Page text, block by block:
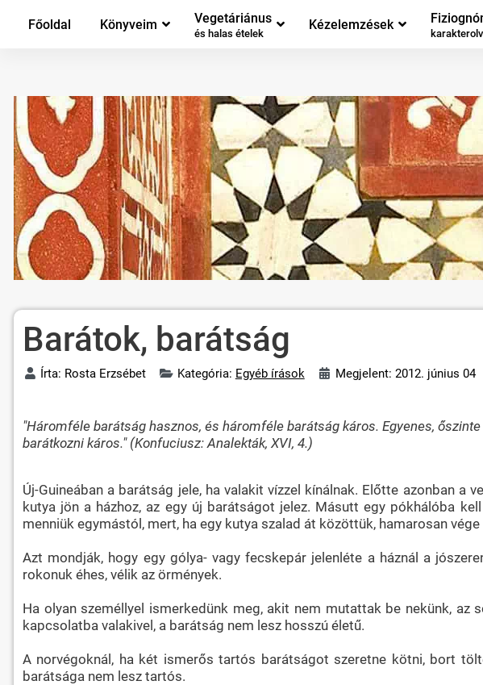
Főoldal Könyveim Vegetáriánus
és halas ételek
Kézelemzések
Barátok, barátság
Írta: Rosta Erzsébet Kategória: Egyéb írások Megjelent: 2012. június 04
"Háromféle barátság hasznos, és háromféle barátság káros. Egyenes,
barátkozni káros." (Konfuciusz: Analekták, XVI, 4.)
Új-Guineában a barátság jele, ha valakit vízzel kínálnak. Előtte azonban
kutya jön a házhoz, az egy új barátságot jelez. Másutt egy pókhálóba
menniük egymástól, mert, ha egy kutya szalad át közöttük, hamarosan
Azt mondják, hogy egy gólya- vagy fecskepár jelenléte a háznál a
rokonuk éhes, vélik az örmények.
Ha olyan személlyel ismerkedünk meg, akit nem mutattak be nekünk,
kapcsolatba valakivel, a barátság nem lesz hosszú életű.
A norvégoknál, ha két ismerős tartós barátságot szeretne kötni, bort
barátsága nem lesz tartós.